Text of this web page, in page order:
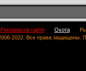
Реклама на сайте Охота
2022. Все права защищены.